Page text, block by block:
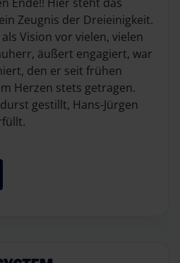
Zeugnis der Dreieinigkeit.
Vision vor vielen, vielen
äußert engagiert, war
den er seit frühen
Herzen stets getragen.
gestillt, Hans-Jürgen